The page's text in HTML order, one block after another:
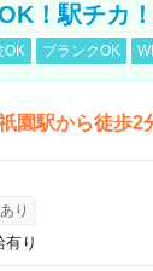
！駅チカ
OK ブランクOK
園駅から徒歩2
り
有り